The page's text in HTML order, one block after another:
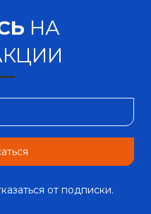
НА
от подписки.